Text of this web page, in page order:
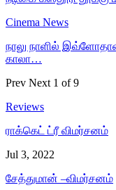
Cinema News
நாலு நாளில்
காலா…
Prev Next 1 of 9
Reviews
ராக்கெட் ட்ரீ விமர்சனம்
Jul 3, 2022
சேத்துமான் –விமர்சனம்